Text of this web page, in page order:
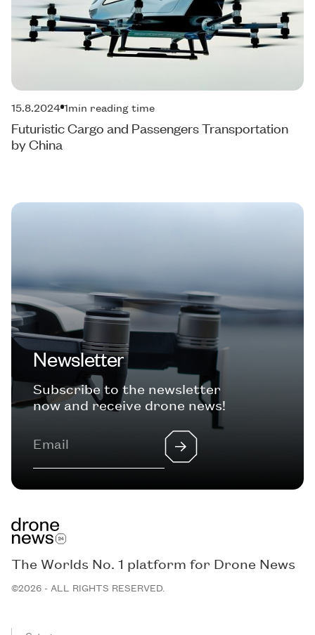
15.8.2024 1min reading time
Futuristic Cargo and Passengers Transportation
by China
Newsletter
Subscribe to the newsletter
now and receive drone news!
The Worlds No. 1 platform for Drone News
©2026 - ALL RIGHTS RESERVED.